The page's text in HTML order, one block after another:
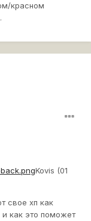
красном
Kovis (01
свое хп как
как это поможет